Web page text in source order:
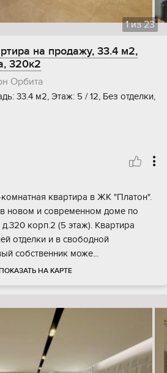
1из23
на продажу, 33.4 м2,
320к2
Орбита
33.4 м2, Этаж: 5 / 12, Без отделки,
квартира в ЖК "Платон".
новом и современном доме по
корп.2 (5 этаж). Квартира
отделки и в свободной
собственник може...
НА КАРТЕ